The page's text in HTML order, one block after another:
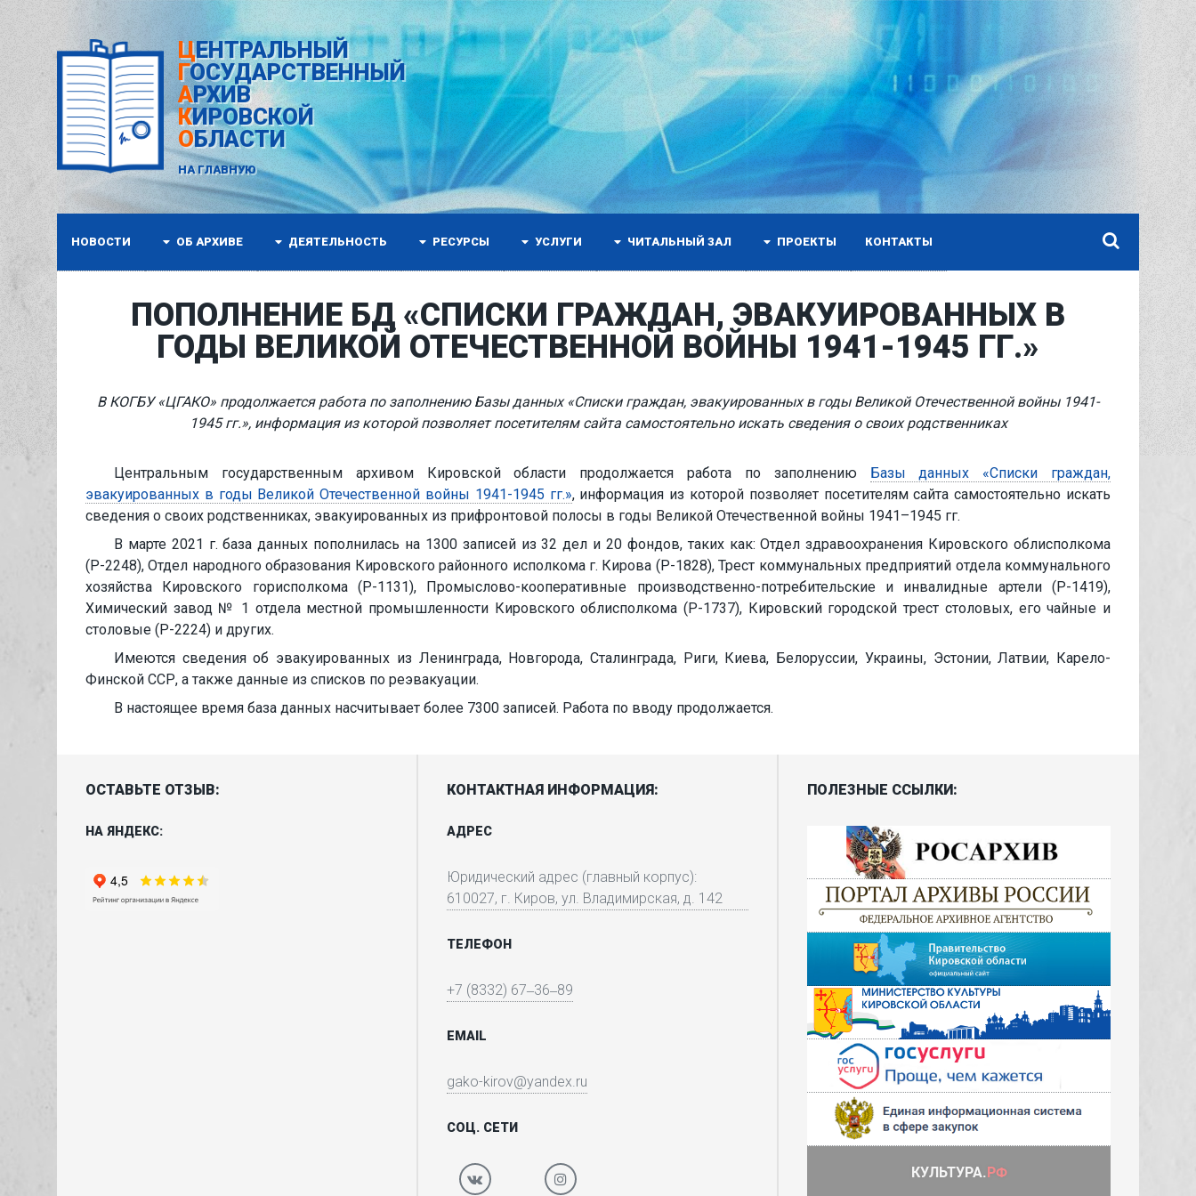
ЦЕНТРАЛЬНЫЙ
ГОСУДАРСТВЕННЫЙ
АРХИВ
КИРОВСКОЙ
ОБЛАСТИ
НА ГЛАВНУЮ
НОВОСТИ ОБ АРХИВЕ ДЕЯТЕЛЬНОСТЬ РЕСУРСЫ УСЛУГИ ЧИТАЛЬНЫЙ ЗАЛ ПРОЕКТЫ КОНТАКТЫ
ПОПОЛНЕНИЕ БД «СПИСКИ ГРАЖДАН, ЭВАКУИРОВАННЫХ В
ГОДЫ ВЕЛИКОЙ ОТЕЧЕСТВЕННОЙ ВОЙНЫ 1941-1945 ГГ.»
В КОГБУ «ЦГАКО» продолжается работа по заполнению Базы данных «Списки граждан, эвакуированных в годы Великой Отечественной войны 1941-
1945 гг.», информация из которой позволяет посетителям сайта самостоятельно искать сведения о своих родственниках
Центральным государственным архивом Кировской области продолжается работа по заполнению Базы данных «Списки граждан,
эвакуированных в годы Великой Отечественной войны 1941-1945 гг.», информация из которой позволяет посетителям сайта самостоятельно искать
сведения о своих родственниках, эвакуированных из прифронтовой полосы в годы Великой Отечественной войны 1941–1945 гг.
В марте 2021 г. база данных пополнилась на 1300 записей из 32 дел и 20 фондов, таких как: Отдел здравоохранения Кировского облисполкома
(Р-2248), Отдел народного образования Кировского районного исполкома г. Кирова (Р-1828), Трест коммунальных предприятий отдела коммунального
хозяйства Кировского горисполкома (Р-1131), Промыслово-кооперативные производственно-потребительские и инвалидные артели (Р-1419),
Химический завод № 1 отдела местной промышленности Кировского облисполкома (Р-1737), Кировский городской трест столовых, его чайные и
столовые (Р-2224) и других.
Имеются сведения об эвакуированных из Ленинграда, Новгорода, Сталинграда, Риги, Киева, Белоруссии, Украины, Эстонии, Латвии, Карело-
Финской ССР, а также данные из списков по реэвакуации.
В настоящее время база данных насчитывает более 7300 записей. Работа по вводу продолжается.
ОСТАВЬТЕ ОТЗЫВ:
НА ЯНДЕКС:
КОНТАКТНАЯ ИНФОРМАЦИЯ:
АДРЕС
Юридический адрес (главный корпус):
610027, г. Киров, ул. Владимирская, д. 142
ТЕЛЕФОН
+7 (8332) 67‒36‒89
EMAIL
gako-kirov@yandex.ru
СОЦ. СЕТИ
ПОЛЕЗНЫЕ ССЫЛКИ: